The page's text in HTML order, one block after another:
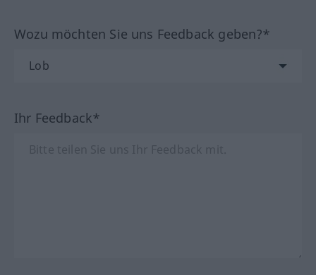
Wozu möchten Sie uns Feedback geben?*
Ihr Feedback*